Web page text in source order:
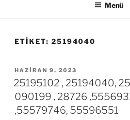
Menü
ETIKET: 25194040
YAYIM
TARIHI
HAZIRAN 9, 2023
25195102 , 25194040,
090199 , 28726
,55579746, 55596551